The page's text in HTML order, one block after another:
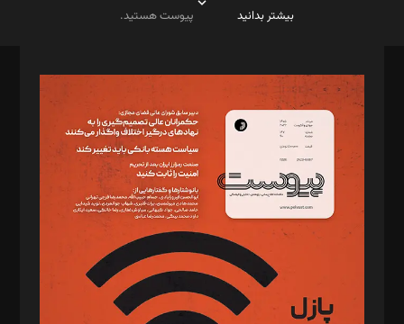
بیشتر بدانید
پیوست هستید.
مدیر مسئول: محمدباقر اثنی‌عشری
سردبیر: مهرک محمودی
دبیر تحریریه: میثم قاسمی
د‌بیر ناداستان: سمانه سمیع
د‌بیر خدمت و تجارت: ابوالفضل رجبی
د‌بیر حقوق فناوری: حسام‌الدین ایپکچی
د‌بیر پیوست جهان: مینا پاکدل
د‌بیر تحریریه آنلاین: بابک نقاش
تحریریه‌: مجتبی محمود‌ی، آرش برهمند، یسنا امان‌پور، سروش کرمیان،
مصطفی مسجدی آرانی، ابوالفضل رجبی، زهرا فکرانه، فائزه فتحی